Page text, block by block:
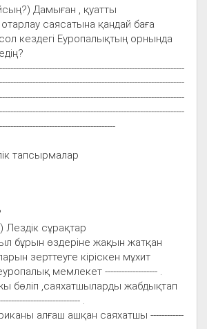
Дамыған , қуатты
саясатына қандай баға
кездегі Еуропалықтың орнында
тапсырмалар
Лездік сұрақтар
бұрын өздеріне жақын жатқан
зерттеуге кіріскен мұхит
мемлекет ------------------- .
бөліп ,саяхатшыларды жабдықтап
.
алғаш ашқан саяхатшы ------------